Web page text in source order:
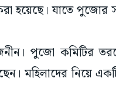
হয়েছে। যাতে পুজোর
পুজো কমিটির
মহিলাদের নিয়ে একটি